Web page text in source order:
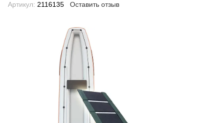
Артикул: 2116135 Оставить отзыв